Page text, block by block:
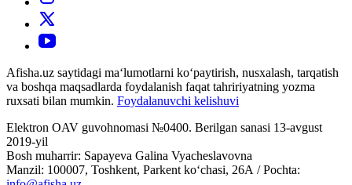
Afisha.uz saytidagi ma‘lumotlarni ko‘paytirish, nusxalash, tarqatish
va boshqa maqsadlarda foydalanish faqat tahririyatning yozma
ruxsati bilan mumkin. Foydalanuvchi kelishuvi
Elektron OAV guvohnomasi №0400. Berilgan sanasi 13-avgust
2019-yil
Bosh muharrir: Sapayeva Galina Vyacheslavovna
Manzil: 100007, Toshkent, Parkent ko‘chasi, 26А / Pochta: